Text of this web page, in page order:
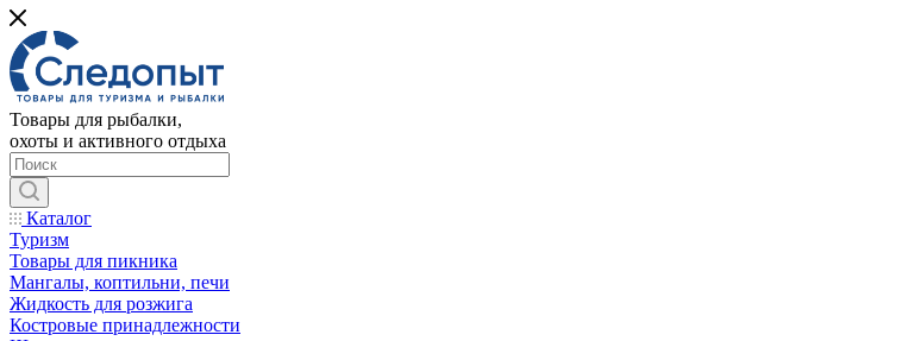
Товары для рыбалки,
охоты и активного отдыха
Каталог
Туризм
Товары для пикника
Мангалы, коптильни, печи
Жидкость для розжига
Костровые принадлежности